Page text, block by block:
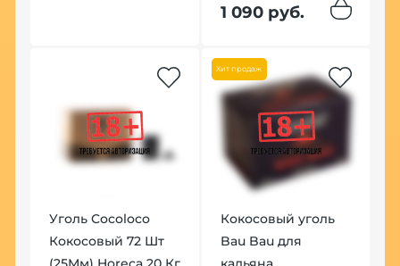
1 090 руб.
Уголь Cocoloco
Кокосовый 72 Шт
Хит продаж
Кокосовый уголь
Bau Bau для